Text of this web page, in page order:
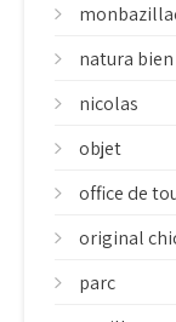
natura
nicolas
objet
office de
original
parc